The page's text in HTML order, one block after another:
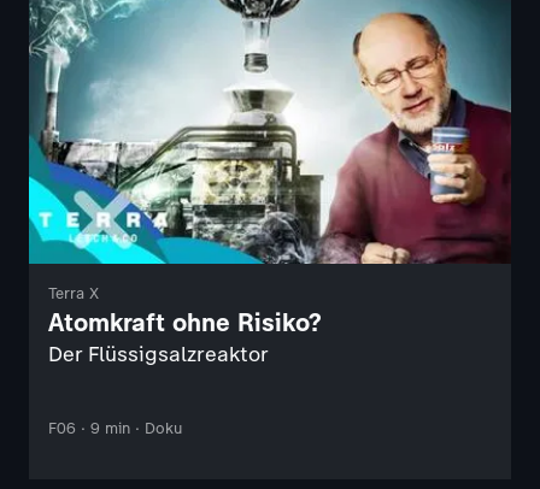
Terra X
Atomkraft ohne Risiko?
Der Flüssigsalzreaktor
F06 · 9 min · Doku